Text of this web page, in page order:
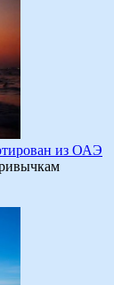
из ОАЭ